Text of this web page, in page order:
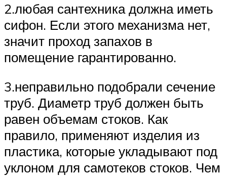
2.любая сантехника должна иметь
сифон. Если этого механизма нет,
значит проход запахов в
помещение гарантированно.
3.неправильно подобрали сечение
труб. Диаметр труб должен быть
равен объемам стоков. Как
правило, применяют изделия из
пластика, которые укладывают под
уклоном для самотеков стоков. Чем